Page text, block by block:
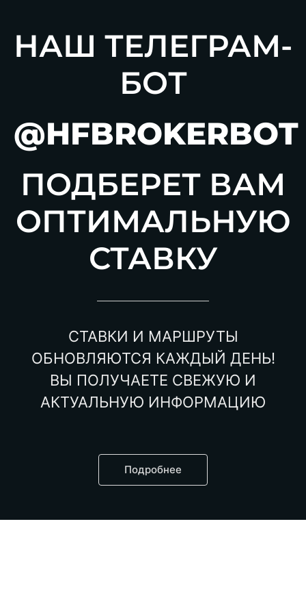
НАШ ТЕЛЕГРАМ-
БОТ
@HFBROKERBOT
ПОДБЕРЕТ ВАМ
ОПТИМАЛЬНУЮ
СТАВКУ
СТАВКИ И МАРШРУТЫ
ОБНОВЛЯЮТСЯ КАЖДЫЙ ДЕНЬ!
ВЫ ПОЛУЧАЕТЕ СВЕЖУЮ И
АКТУАЛЬНУЮ ИНФОРМАЦИЮ
Подробнее